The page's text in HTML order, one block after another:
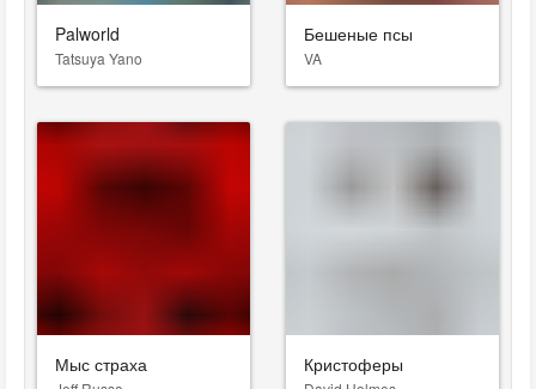
Palworld
Tatsuya Yano
Бешеные псы
VA
Мыс страха Кристоферы